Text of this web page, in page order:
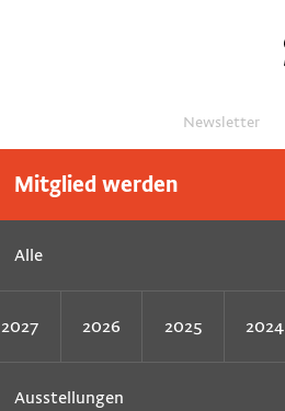
Newsletter
Mitglied werden
Alle
2027 2026 2025 2024
Ausstellungen